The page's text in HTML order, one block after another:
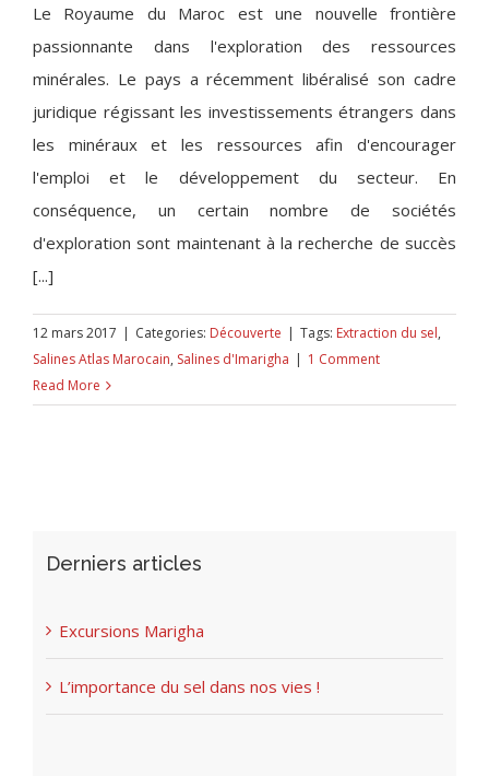
L’importance du sel dans nos vies !
Le Royaume du Maroc est une nouvelle frontière
passionnante dans l'exploration des ressources
minérales. Le pays a récemment libéralisé son cadre
juridique régissant les investissements étrangers dans
les minéraux et les ressources afin d'encourager
l'emploi et le développement du secteur. En
conséquence, un certain nombre de sociétés
d'exploration sont maintenant à la recherche de succès
[...]
12 mars 2017 | Categories: Découverte | Tags: Extraction du sel,
Salines Atlas Marocain, Salines d'Imarigha | 1 Comment
Read More
Derniers articles
Excursions Marigha
L’importance du sel dans nos vies !